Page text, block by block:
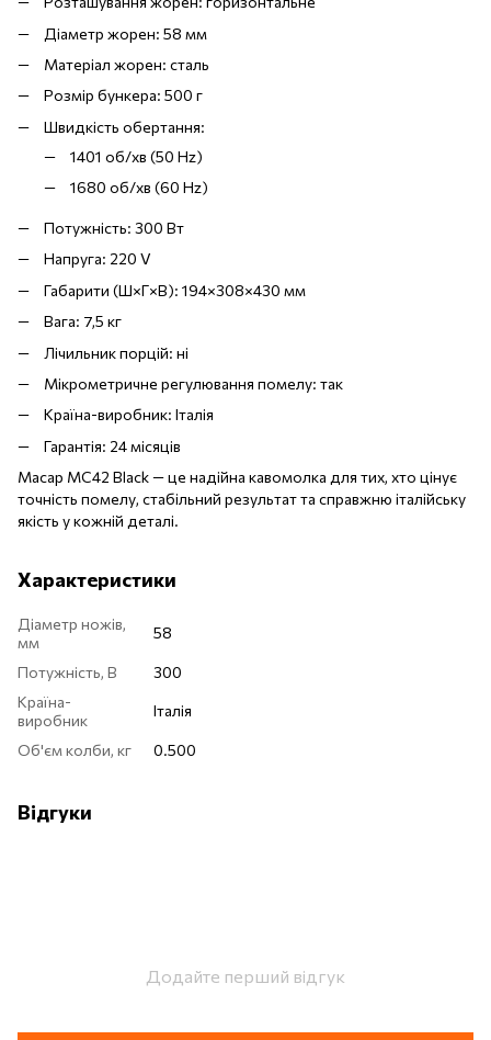
Діаметр жорен: 58 мм
Матеріал жорен: сталь
Розмір бункера: 500 г
Швидкість обертання:
1401 об/хв (50 Hz)
1680 об/хв (60 Hz)
Потужність: 300 Вт
Напруга: 220 V
Габарити (Ш×Г×В): 194×308×430 мм
Вага: 7,5 кг
Лічильник порцій: ні
Мікрометричне регулювання помелу: так
Країна-виробник: Італія
Гарантія: 24 місяців
Macap MC42 Black — це надійна кавомолка для тих, хто цінує
точність помелу, стабільний результат та справжню італійську
якість у кожній деталі.
Характеристики
Діаметр ножів,
мм
58
Потужність, В
300
Країна-
виробник
Італія
Об'єм колби, кг 0.500
Відгуки
Додайте перший відгук